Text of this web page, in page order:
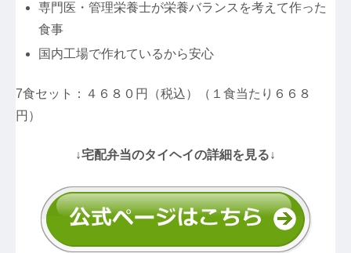
専門医・管理栄養士が栄養バランスを考えて作った
食事
国内工場で作れているから安心
7食セット：４６８０円（税込）（１食当たり６６８
円）
↓宅配弁当のタイヘイの詳細を見る↓